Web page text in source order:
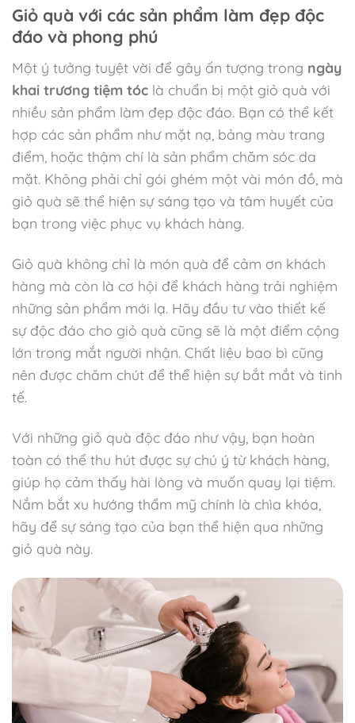
Giỏ quà với các sản phẩm làm đẹp độc
đáo và phong phú
Một ý tưởng tuyệt vời để gây ấn tượng trong ngày
khai trương tiệm tóc là chuẩn bị một giỏ quà với
nhiều sản phẩm làm đẹp độc đáo. Bạn có thể kết
hợp các sản phẩm như mặt nạ, bảng màu trang
điểm, hoặc thậm chí là sản phẩm chăm sóc da
mặt. Không phải chỉ gói ghém một vài món đồ, mà
giỏ quà sẽ thể hiện sự sáng tạo và tâm huyết của
bạn trong việc phục vụ khách hàng.
Giỏ quà không chỉ là món quà để cảm ơn khách
hàng mà còn là cơ hội để khách hàng trải nghiệm
những sản phẩm mới lạ. Hãy đầu tư vào thiết kế
sự độc đáo cho giỏ quà cũng sẽ là một điểm cộng
lớn trong mắt người nhận. Chất liệu bao bì cũng
nên được chăm chút để thể hiện sự bắt mắt và tinh
tế.
Với những giỏ quà độc đáo như vậy, bạn hoàn
toàn có thể thu hút được sự chú ý từ khách hàng,
giúp họ cảm thấy hài lòng và muốn quay lại tiệm.
Nắm bắt xu hướng thẩm mỹ chính là chìa khóa,
hãy để sự sáng tạo của bạn thể hiện qua những
giỏ quà này.